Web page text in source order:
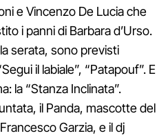
e Vincenzo De Lucia che
i panni di Barbara d’Urso.
serata, sono previsti
il labiale”, “Patapouf”. E
la “Stanza Inclinata”.
il Panda, mascotte del
Garzia, e il dj